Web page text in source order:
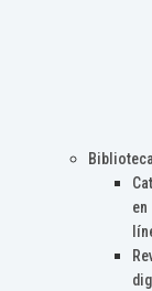
Biblioteca
en